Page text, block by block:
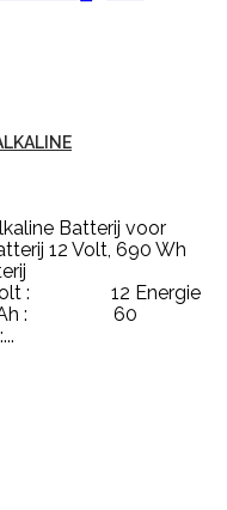
Batterij voor
12 Volt, 690 Wh
Volt : 12 Energie
Ah : 60